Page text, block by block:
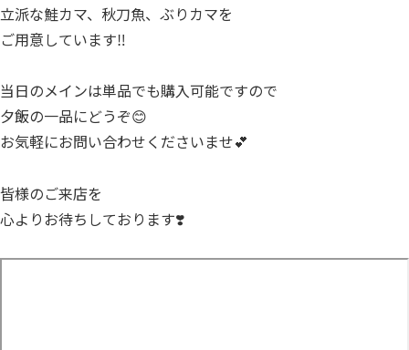
立派な鮭カマ、秋刀魚、ぶりカマを
ご用意しています‼️
当日のメインは単品でも購入可能ですので
夕飯の一品にどうぞ😊
お気軽にお問い合わせくださいませ💕
皆様のご来店を
心よりお待ちしております❣️